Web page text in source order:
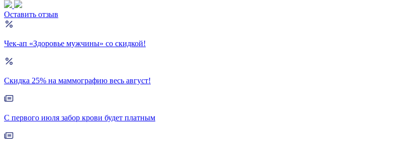
Оставить отзыв
Чек-ап «Здоровье мужчины» со скидкой!
Скидка 25% на маммографию весь август!
С первого июля забор крови будет платным